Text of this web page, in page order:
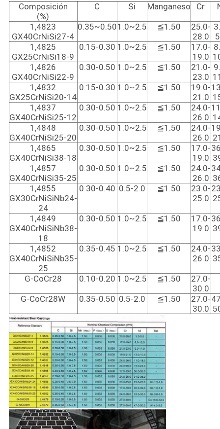
Composición
(%)
C Si Manganeso Cr
1,4823
GX40CrNiSi27-4
0.35~0.501.0~2.5 ≦1.50
25.0-
28.0
1,4825
GX25CrNiSi18-9
0.15-0.30 1.0~2.5 ≦1.50
17.0-
19.0
1,4826
GX40CrNiSi22-9
0.30-0.50 1.0~2.5 ≦1.50
21.0-
23.0
1,4832
GX25CrNiSi20-14
0.15-0.30 1.0~2.5 ≦1.50
19.0-
21.0
1,4837
GX40CrNiSi25-12
0.30-0.50 1.0~2.5 ≦1.50
24.0-
26.0
1,4848
GX40CrNiSi25-20
0.30-0.50 1.0~2.5 ≦1.50
24.0-
26.0
1,4865
GX40CrNiSi38-18
0.30-0.50 1.0~2.5 ≦1.50
17.0-
19.0
1,4857
GX40CrNiSi35-25
0.30-0.50 1.0~2.5 ≦1.50
24.0-
26.0
1,4855
GX30CrNiSiNb24-
24
0.30-0.40 0.5-2.0 ≦1.50
23.0-
25.0
1,4849
GX40CrNiSiNb38-
18
0.30-0.50 1.0~2.5 ≦1.50
17.0-
19.0
1,4852
GX40CrNiSiNb35-
25
0.35-0.45 1.0~2.5 ≦1.50
24.0-
26.0
G-CoCr28 0.10-0.20 1.0~2.5 ≦1.50
27.0-
30.0
G-CoCr28W 0.35-0.50 0.5-2.0 ≦1.50
27.0-
30.0